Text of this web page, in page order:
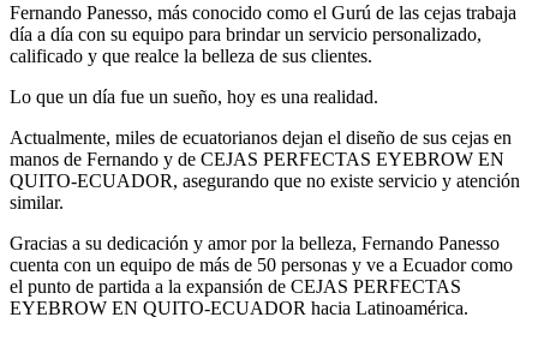
Fernando Panesso, más conocido como el Gurú de las cejas trabaja
día a día con su equipo para brindar un servicio personalizado,
calificado y que realce la belleza de sus clientes.
Lo que un día fue un sueño, hoy es una realidad.
Actualmente, miles de ecuatorianos dejan el diseño de sus cejas en
manos de Fernando y de CEJAS PERFECTAS EYEBROW EN
QUITO-ECUADOR, asegurando que no existe servicio y atención
similar.
Gracias a su dedicación y amor por la belleza, Fernando Panesso
cuenta con un equipo de más de 50 personas y ve a Ecuador como
el punto de partida a la expansión de CEJAS PERFECTAS
EYEBROW EN QUITO-ECUADOR hacia Latinoamérica.